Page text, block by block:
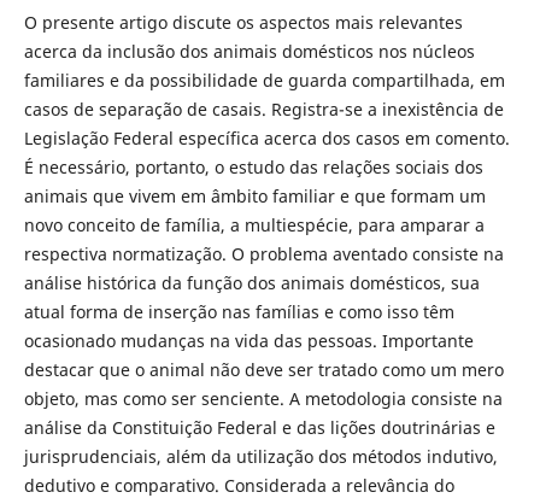
O presente artigo discute os aspectos mais relevantes
acerca da inclusão dos animais domésticos nos núcleos
familiares e da possibilidade de guarda compartilhada, em
casos de separação de casais. Registra-se a inexistência de
Legislação Federal específica acerca dos casos em comento.
É necessário, portanto, o estudo das relações sociais dos
animais que vivem em âmbito familiar e que formam um
novo conceito de família, a multiespécie, para amparar a
respectiva normatização. O problema aventado consiste na
análise histórica da função dos animais domésticos, sua
atual forma de inserção nas famílias e como isso têm
ocasionado mudanças na vida das pessoas. Importante
destacar que o animal não deve ser tratado como um mero
objeto, mas como ser senciente. A metodologia consiste na
análise da Constituição Federal e das lições doutrinárias e
jurisprudenciais, além da utilização dos métodos indutivo,
dedutivo e comparativo. Considerada a relevância do